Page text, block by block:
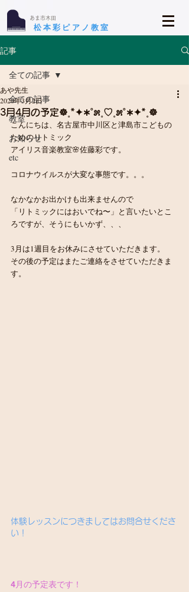
​あま市木田
​松本彩ピアノ教室
記事
全ての記事
教室
お知らせ
etc
全ての記事
3月4月の予定☸︎˳*✦︎∗︎˚೫˳♡︎˳೫˚∗︎✦︎*˳☸︎
あや先生
2020年3月2日
こんにちは、名古屋市中川区と津島市こどもの
ためのリトミック
アイリス音楽教室🌸佐藤彩です。
コロナウイルスが大変な事態です。。。
なかなかお出かけも出来ませんので
「リトミックにはおいでね〜」と言いたいとこ
ろですが、そうにもいかず、、、
3月は1週目をお休みにさせていただきます。
その後の予定はまたご連絡をさせていただきま
す。
体験レッスンにつきましてはお問合せくださ
い！
4月の予定表です！